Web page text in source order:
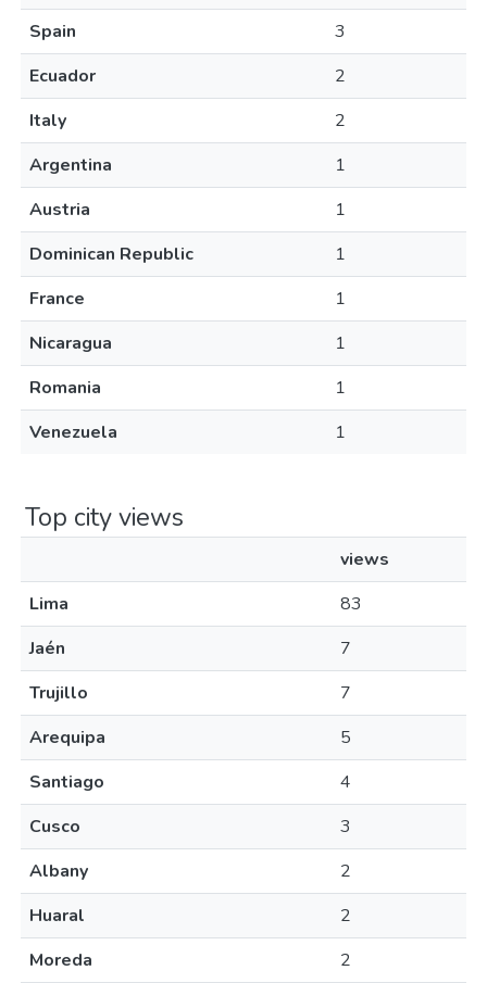
Spain
3
Ecuador
2
Italy
2
Argentina
1
Austria
1
Dominican Republic
1
France
1
Nicaragua
1
Romania
1
Venezuela
1
Top city views
views
Lima
83
Jaén
7
Trujillo
7
Arequipa
5
Santiago
4
Cusco
3
Albany
2
Huaral
2
Moreda
2